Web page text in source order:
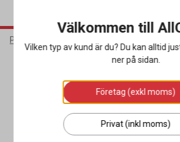
Packa & Skicka
Välkommen till
Vilken typ av kund är du? Du kan alltid
ner på sidan.
Företag (exkl moms)
Privat (inkl moms)